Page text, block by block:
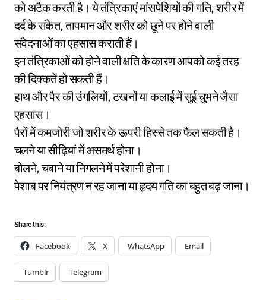
को अटैक करती है। ये तंत्रिकाएं मांसपेशियों की गति, शरीर में
दर्द के संकेत, तापमान और शरीर को छूने पर होने वाली
संवेदनाओं का एहसास कराती हैं।
इन तंत्रिकाओं को होने वाली क्षति के कारण आपको कई तरह
की दिक्कतें हो सकती हैं।
हाथ और पैर की उंगलियों, टखनों या कलाई में सुई चुभने जैसा
एहसास।
पैरों में कमजोरी जो शरीर के ऊपरी हिस्से तक फैल सकती है।
चलने या सीढ़ियां में असमर्थ होना।
बोलने, चबाने या निगलने में परेशानी होना।
पेशाब पर नियंत्रण न रह जाना या हृदय गति का बहुत बढ़ जाना।
Share this:
Facebook X WhatsApp Email
Tumblr Telegram